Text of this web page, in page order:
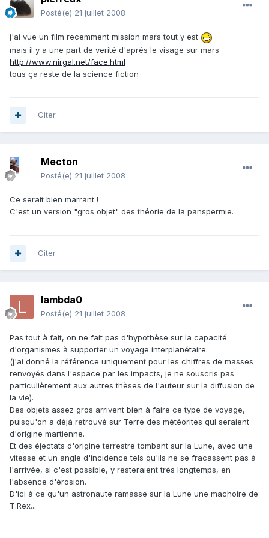
Posté(e) 21 juillet 2008
j'ai vue un film recemment mission mars tout y est
mais il y a une part de verité d'aprés le visage sur mars
http://www.nirgal.net/face.html
tous ça reste de la science fiction
Citer
Mecton
Posté(e) 21 juillet 2008
Ce serait bien marrant !
C'est un version "gros objet" des théorie de la panspermie.
Citer
lambda0
Posté(e) 21 juillet 2008
Pas tout à fait, on ne fait pas d'hypothèse sur la capacité
d'organismes à supporter un voyage interplanétaire.
(j'ai donné la référence uniquement pour les chiffres de masses
renvoyés dans l'espace par les impacts, je ne souscris pas
particulièrement aux autres thèses de l'auteur sur la diffusion de
la vie).
Des objets assez gros arrivent bien à faire ce type de voyage,
puisqu'on a déjà retrouvé sur Terre des météorites qui seraient
d'origine martienne.
Et des éjectats d'origine terrestre tombant sur la Lune, avec une
vitesse et un angle d'incidence tels qu'ils ne se fracassent pas à
l'arrivée, si c'est possible, y resteraient très longtemps, en
l'absence d'érosion.
D'ici à ce qu'un astronaute ramasse sur la Lune une machoire de
T.Rex...